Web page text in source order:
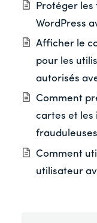
Protéger les
WordPress
Afficher le
pour les
autorisés
Comment
cartes et les
Comment
utilisateur